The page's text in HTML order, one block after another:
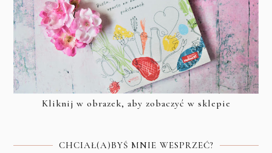
Kliknij w obrazek, aby zobaczyć w sklepie
CHCIAŁ(A)BYŚ MNIE WESPRZEĆ?